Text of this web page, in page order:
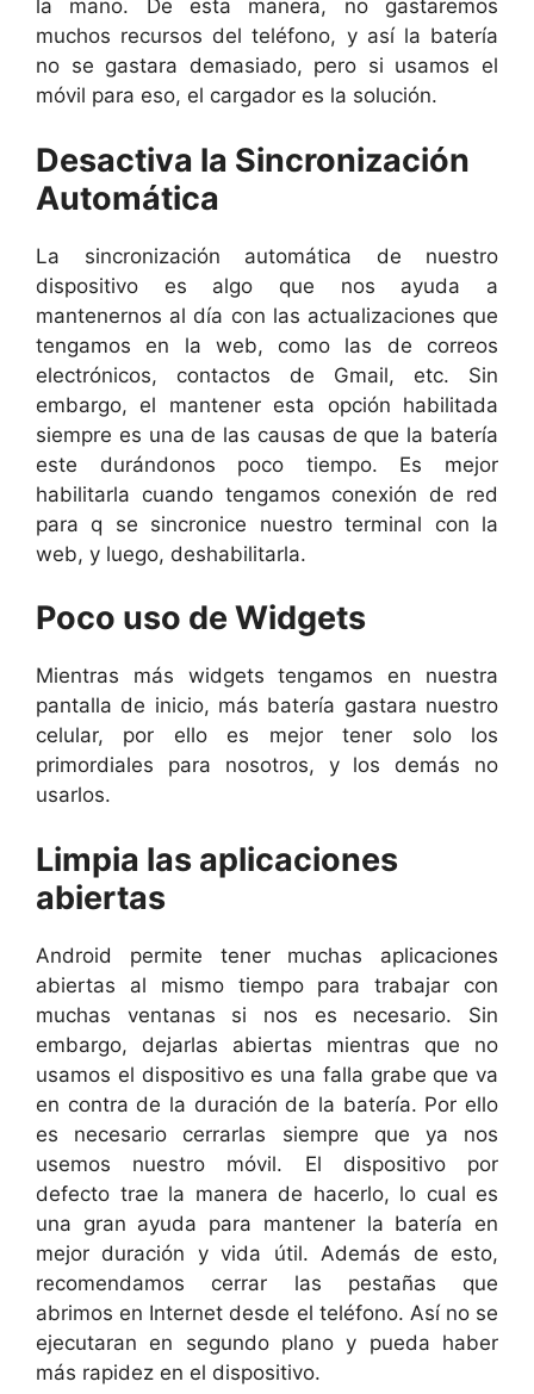
la mano. De esta manera, no gastaremos
muchos recursos del teléfono, y así la batería
no se gastara demasiado, pero si usamos el
móvil para eso, el cargador es la solución.
Desactiva la Sincronización
Automática
La sincronización automática de nuestro
dispositivo es algo que nos ayuda a
mantenernos al día con las actualizaciones que
tengamos en la web, como las de correos
electrónicos, contactos de Gmail, etc. Sin
embargo, el mantener esta opción habilitada
siempre es una de las causas de que la batería
este durándonos poco tiempo. Es mejor
habilitarla cuando tengamos conexión de red
para q se sincronice nuestro terminal con la
web, y luego, deshabilitarla.
Poco uso de Widgets
Mientras más widgets tengamos en nuestra
pantalla de inicio, más batería gastara nuestro
celular, por ello es mejor tener solo los
primordiales para nosotros, y los demás no
usarlos.
Limpia las aplicaciones
abiertas
Android permite tener muchas aplicaciones
abiertas al mismo tiempo para trabajar con
muchas ventanas si nos es necesario. Sin
embargo, dejarlas abiertas mientras que no
usamos el dispositivo es una falla grabe que va
en contra de la duración de la batería. Por ello
es necesario cerrarlas siempre que ya nos
usemos nuestro móvil. El dispositivo por
defecto trae la manera de hacerlo, lo cual es
una gran ayuda para mantener la batería en
mejor duración y vida útil. Además de esto,
recomendamos cerrar las pestañas que
abrimos en Internet desde el teléfono. Así no se
ejecutaran en segundo plano y pueda haber
más rapidez en el dispositivo.